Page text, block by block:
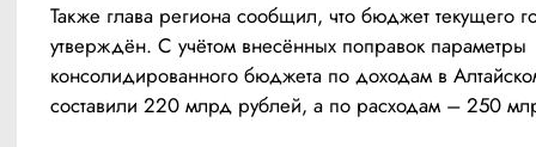
Также глава региона сообщил, что бюджет текущего
утверждён. С учётом внесённых поправок параметры
консолидированного бюджета по доходам в
составили 220 млрд рублей, а по расходам – 250